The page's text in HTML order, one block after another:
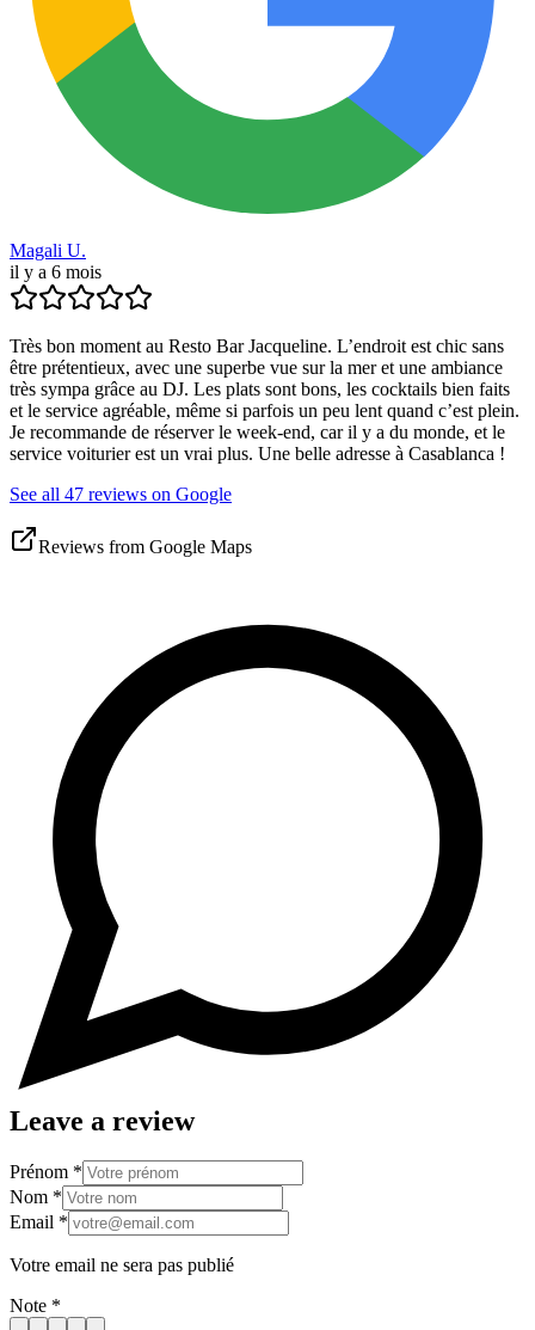
Magali U.
il y a 6 mois
Très bon moment au Resto Bar Jacqueline. L’endroit est chic sans
être prétentieux, avec une superbe vue sur la mer et une ambiance
très sympa grâce au DJ. Les plats sont bons, les cocktails bien faits
et le service agréable, même si parfois un peu lent quand c’est plein.
Je recommande de réserver le week-end, car il y a du monde, et le
service voiturier est un vrai plus. Une belle adresse à Casablanca !
See all 47 reviews on Google
Reviews from Google Maps
Leave a review
Prénom *
Nom *
Email *
Votre email ne sera pas publié
Note *